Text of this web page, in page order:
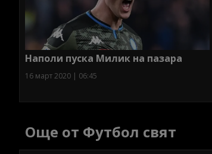
Наполи пуска Милик на пазара
16 март 2020 | 06:45
Още от Футбол свят